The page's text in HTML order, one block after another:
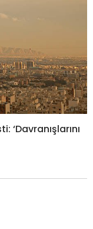
‘Davranışlarını